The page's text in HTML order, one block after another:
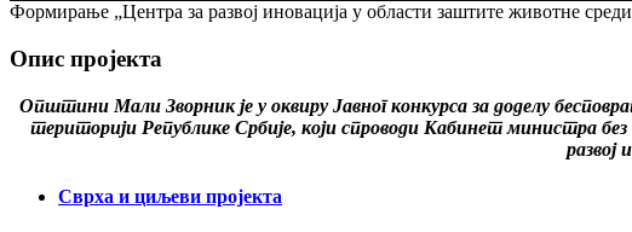
Формирање „Центра за развој иновација у области заштите животне
Опис пројекта
Општини Мали Зворник је у оквиру Јавног конкурса за доделу
територији Републике Србије, који спроводи Кабинет министра
Сврха и циљеви пројекта